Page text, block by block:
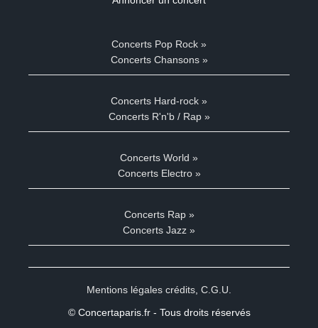
Concerts Pop Rock »
Concerts Chansons »
Concerts Hard-rock »
Concerts R'n'b / Rap »
Concerts World »
Concerts Electro »
Concerts Rap »
Concerts Jazz »
Mentions légales crédits C.G.U.
© Concertaparis.fr - Tous droits réservés